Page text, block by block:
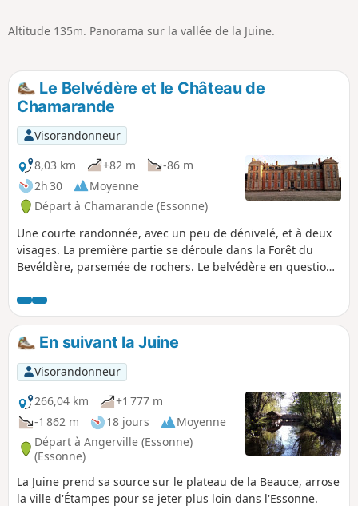
Altitude 135m. Panorama sur la vallée de la Juine.
Le Belvédère et le Château de
Chamarande
Visorandonneur
8,03 km
+82 m
-86 m
2h 30
Moyenne
Départ à Chamarande (Essonne)
Une courte randonnée, avec un peu de dénivelé, et à deux
visages. La première partie se déroule dans la Forêt du
Bevéldère, parsemée de rochers. Le belvédère en question
se déroule dans le Domaine de Chamarande, avec son
château de style Louis XIII et ses multiples canaux et plans
d'eau.En suivant la Juine
Visorandonneur
266,04 km
+1 777 m
-1 862 m
18 jours
Moyenne
Départ à Angerville (Essonne)
(Essonne)
La Juine prend sa source sur le plateau de la Beauce, arrose
la ville d'Étampes pour se jeter plus loin dans l'Essonne.